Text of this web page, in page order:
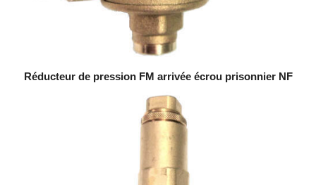
Réducteur de pression FM arrivée écrou prisonnier NF